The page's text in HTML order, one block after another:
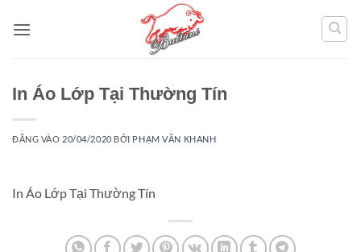
qua
In Áo Lớp Tại Thường Tín
ĐĂNG VÀO 20/04/2020 BỞI PHẠM VĂN KHANH
In Áo Lớp Tại Thường Tín